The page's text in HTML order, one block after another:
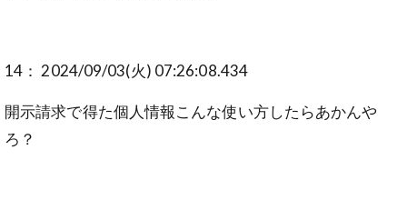
14： 2024/09/03(火) 07:26:08.434
開示請求で得た個人情報こんな使い方したらあかんや
ろ？